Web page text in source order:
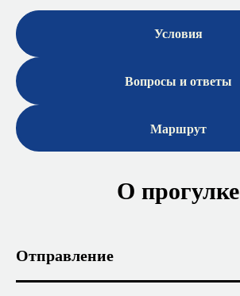
Условия
Вопросы и ответы
Маршрут
О прогулке
Отправление